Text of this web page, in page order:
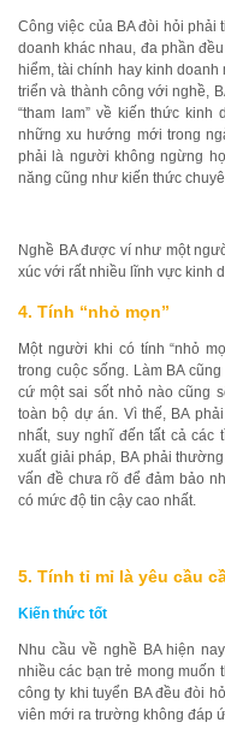
Công việc của BA đòi hỏi phải
doanh khác nhau, đa phần
hiểm, tài chính hay kinh
triển và thành công với nghề,
“tham lam” về kiến thức
những xu hướng mới trong
phải là người không ngừng
năng cũng như kiến thức
Nghề BA được ví như một
xúc với rất nhiều lĩnh vực kinh
4. Tính “nhỏ mọn”
Một người khi có tính “nhỏ
trong cuộc sống. Làm BA
cứ một sai sốt nhỏ nào cũng
toàn bộ dự án. Vì thế, BA
nhất, suy nghĩ đến tất cả các
xuất giải pháp, BA phải
vấn đề chưa rõ để đảm bảo
có mức độ tin cậy cao nhất.
5. Tính tỉ mỉ là yêu cầu
Kiến thức tốt
Nhu cầu về nghề BA hiện
nhiều các bạn trẻ mong muốn
công ty khi tuyển BA đều đòi
viên mới ra trường không đáp